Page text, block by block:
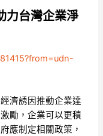
力台灣企業淨
濟誘因推動企業達
勵，企業可以更積
應制定相關政策，